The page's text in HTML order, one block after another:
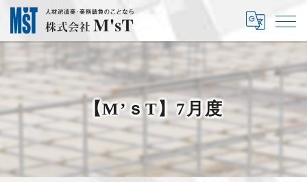
【M’ｓT】7月度